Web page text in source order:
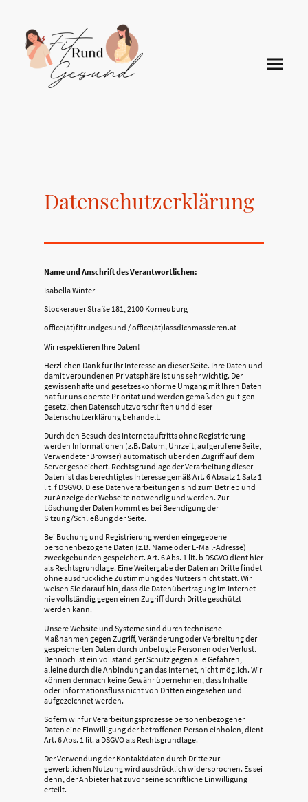
Datenschutzerklärung
Name und Anschrift des Verantwortlichen:
Isabella Winter
Stockerauer Straße 181, 2100 Korneuburg
office(ät)fitrundgesund / office(ät)lassdichmassieren.at
Wir respektieren Ihre Daten!
Herzlichen Dank für Ihr Interesse an dieser Seite. Ihre Daten und
damit verbundenen Privatsphäre ist uns sehr wichtig. Der
gewissenhafte und gesetzeskonforme Umgang mit Ihren Daten
hat für uns oberste Priorität und werden gemäß den gültigen
gesetzlichen Datenschutzvorschriften und dieser
Datenschutzerklärung behandelt.
Durch den Besuch des Internetauftritts ohne Registrierung
werden Informationen (z.B. Datum, Uhrzeit, aufgerufene Seite,
Verwendeter Browser) automatisch über den Zugriff auf dem
Server gespeichert. Rechtsgrundlage der Verarbeitung dieser
Daten ist das berechtigtes Interesse gemäß Art. 6 Absatz 1 Satz 1
lit. f DSGVO. Diese Datenverarbeitungen sind zum Betrieb und
zur Anzeige der Webseite notwendig und werden. Zur
Löschung der Daten kommt es bei Beendigung der
Sitzung/Schließung der Seite.
Bei Buchung und Registrierung werden eingegebene
personenbezogene Daten (z.B. Name oder E-Mail-Adresse)
zweckgebunden gespeichert. Art. 6 Abs. 1 lit. b DSGVO dient hier
als Rechtsgrundlage. Eine Weitergabe der Daten an Dritte findet
ohne ausdrückliche Zustimmung des Nutzers nicht statt. Wir
weisen Sie darauf hin, dass die Datenübertragung im Internet
nie vollständig gegen einen Zugriff durch Dritte geschützt
werden kann.
Unsere Website und Systeme sind durch technische
Maßnahmen gegen Zugriff, Veränderung oder Verbreitung der
gespeicherten Daten durch unbefugte Personen oder Verlust.
Dennoch ist ein vollständiger Schutz gegen alle Gefahren,
alleine durch die Anbindung an das Internet, nicht möglich. Wir
können demnach keine Gewähr übernehmen, dass Inhalte
oder Informationsfluss nicht von Dritten eingesehen und
aufgezeichnet werden.
Sofern wir für Verarbeitungsprozesse personenbezogener
Daten eine Einwilligung der betroffenen Person einholen, dient
Art. 6 Abs. 1 lit. a DSGVO als Rechtsgrundlage.
Der Verwendung der Kontaktdaten durch Dritte zur
gewerblichen Nutzung wird ausdrücklich widersprochen. Es sei
denn, der Anbieter hat zuvor seine schriftliche Einwilligung
erteilt.